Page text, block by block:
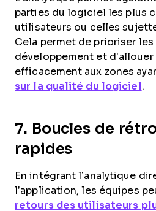
parties du logiciel les plus
utilisateurs ou celles
Cela permet de prioriser
développement et
efficacement aux zones
sur la qualité du logiciel.
7. Boucles de
rapides
En intégrant l’analytique
l’application, les équipes
retours des utilisateurs